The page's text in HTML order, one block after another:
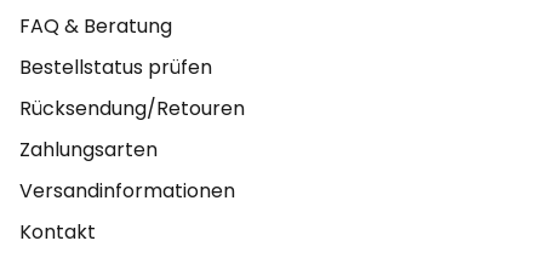
FAQ & Beratung
Bestellstatus prüfen
Rücksendung/Retouren
Zahlungsarten
Versandinformationen
Kontakt